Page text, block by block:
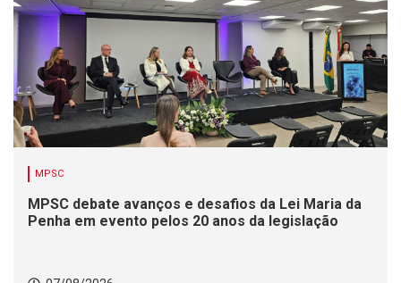
MPSC
MPSC debate avanços e desafios da Lei Maria da
Penha em evento pelos 20 anos da legislação